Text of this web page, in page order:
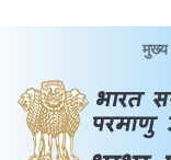
मुख्य